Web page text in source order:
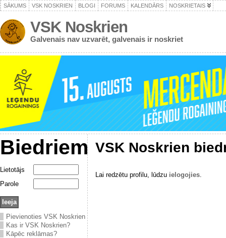
SĀKUMS VSK NOSKRIEN BLOGI FORUMS KALENDĀRS NOSKRIETAIS
VSK Noskrien
Galvenais nav uzvarēt, galvenais ir noskriet
Biedriem
Lietotājs
Parole
Pievienoties VSK Noskrien
Kas ir VSK Noskrien?
Kāpēc reklāmas?
VSK Noskrien
Lai redzētu profilu, lūdzu ielogojies.